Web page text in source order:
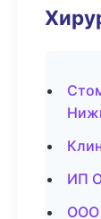
ИП
ООО